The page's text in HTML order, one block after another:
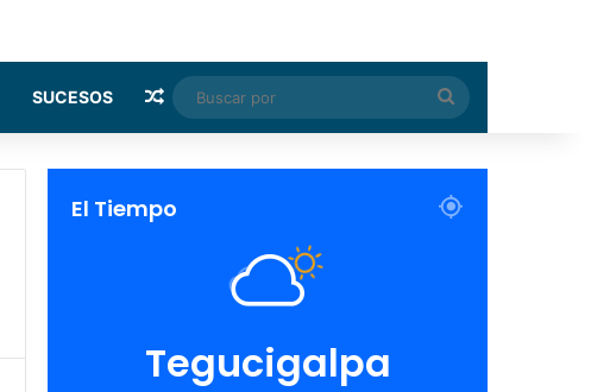
SUCESOS Random Article
Buscar
por
El Tiempo
Tegucigalpa